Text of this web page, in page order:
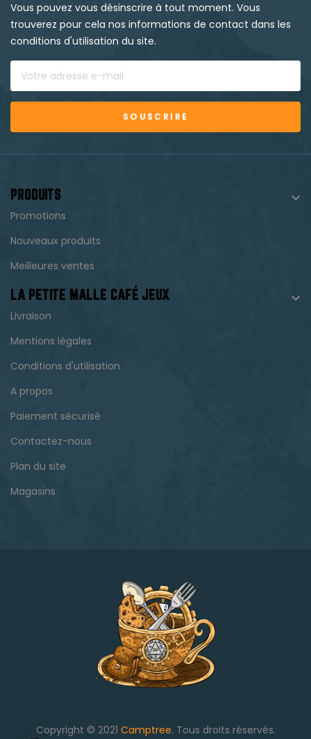
Vous pouvez vous désinscrire à tout moment. Vous
trouverez pour cela nos informations de contact dans les
conditions d'utilisation du site.
SOUSCRIRE
PRODUITS 
Promotions
Nouveaux produits
Meilleures ventes
LA PETITE MALLE CAFÉ JEUX 
Livraison
Mentions légales
Conditions d'utilisation
A propos
Paiement sécurisé
Contactez-nous
Plan du site
Magasins
Copyright © 2021 Camptree. Tous droits réservés.